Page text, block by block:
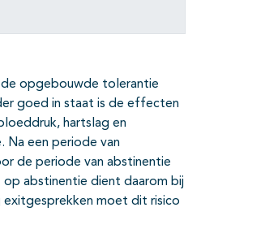
de opgebouwde tolerantie
goed in staat is de effecten
hartslag en
Na een periode van
de periode van abstinentie
abstinentie dient daarom bij
exitgesprekken moet dit risico